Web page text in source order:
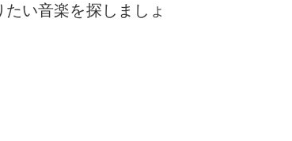
い音楽を探しましょ